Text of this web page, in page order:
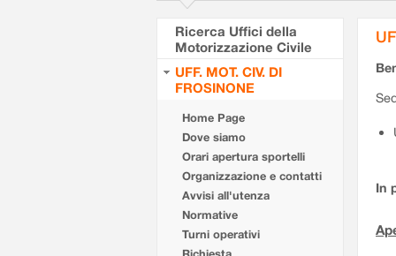
Ricerca Uffici della
Motorizzazione Civile
UFF. MOT. CIV. DI
FROSINONE
Home Page
Dove siamo
Orari apertura sportelli
Organizzazione e contatti
Avvisi all'utenza
Normative
Turni operativi
In